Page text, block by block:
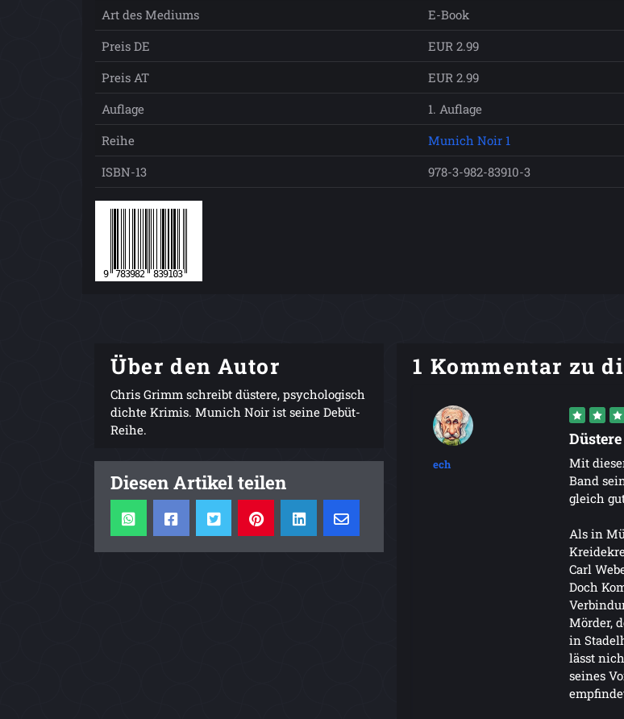
Art des Mediums
E-Book
Preis DE
EUR 2.99
Preis AT
EUR 2.99
Auflage
1. Auflage
Reihe
Munich Noir 1
ISBN-13
978-3-982-83910-3
Über den Autor
Chris Grimm schreibt düstere, psychologisch
dichte Krimis. Munich Noir ist seine Debüt-
Reihe.
Diesen Artikel teilen
1 Kommentar zu
ech
Mit
Band
gleich
Als in
Carl
Doch
Mörder,
in
lässt
seines